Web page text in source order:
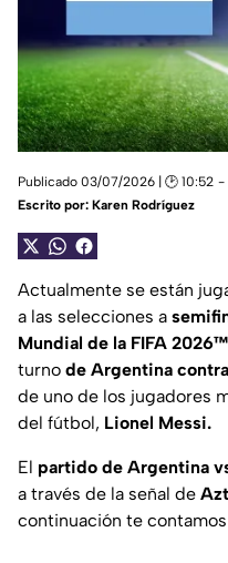
Publicado 03/07/2026 | 🕑 10:52
Escrito por: Karen Rodríguez
Actualmente se están
a las selecciones a
Mundial de la FIFA 2026™
turno de Argentina
de uno de los jugadores
del fútbol, Lionel Messi.
El partido de Argentina
a través de la señal de
continuación te